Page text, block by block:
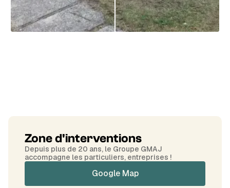
Zone d'interventions
Depuis plus de 20 ans, le Groupe GMAJ
accompagne les particuliers, entreprises !
Google Map